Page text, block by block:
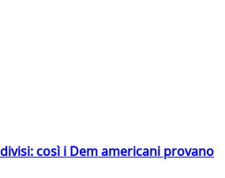
così i Dem americani provano